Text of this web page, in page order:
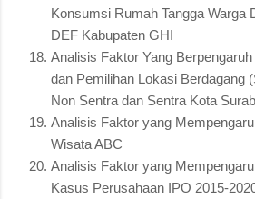
Konsumsi Rumah Tangga Warga
DEF Kabupaten GHI
Analisis Faktor Yang
dan Pemilihan Lokasi Berdagang
Non Sentra dan Sentra Kota
Analisis Faktor yang
Wisata ABC
Analisis Faktor yang
Kasus Perusahaan IPO 2015-